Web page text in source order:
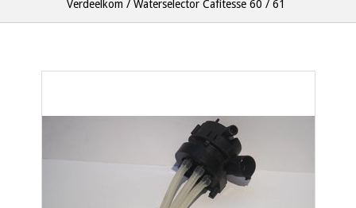
Verdeelkom / Waterselector Cafitesse 60 / 61